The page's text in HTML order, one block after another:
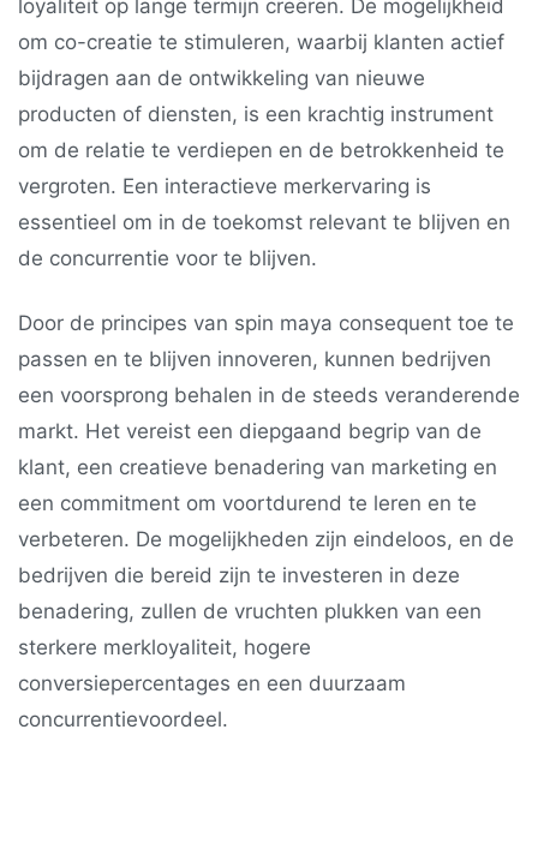
loyaliteit op lange termijn creëren. De mogelijkheid
om co-creatie te stimuleren, waarbij klanten actief
bijdragen aan de ontwikkeling van nieuwe
producten of diensten, is een krachtig instrument
om de relatie te verdiepen en de betrokkenheid te
vergroten. Een interactieve merkervaring is
essentieel om in de toekomst relevant te blijven en
de concurrentie voor te blijven.
Door de principes van spin maya consequent toe te
passen en te blijven innoveren, kunnen bedrijven
een voorsprong behalen in de steeds veranderende
markt. Het vereist een diepgaand begrip van de
klant, een creatieve benadering van marketing en
een commitment om voortdurend te leren en te
verbeteren. De mogelijkheden zijn eindeloos, en de
bedrijven die bereid zijn te investeren in deze
benadering, zullen de vruchten plukken van een
sterkere merkloyaliteit, hogere
conversiepercentages en een duurzaam
concurrentievoordeel.